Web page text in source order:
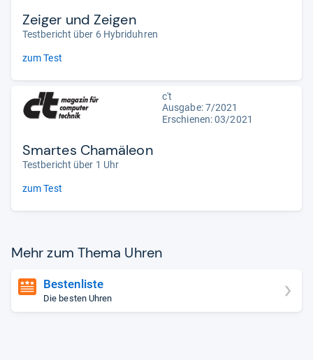
Zeiger und Zeigen
Testbericht über 6 Hybriduhren
zum Test
c't
Ausgabe: 7/2021
Erschienen: 03/2021
Smartes Chamäleon
Testbericht über 1 Uhr
zum Test
Mehr zum Thema Uhren
Bestenliste
Die besten Uhren